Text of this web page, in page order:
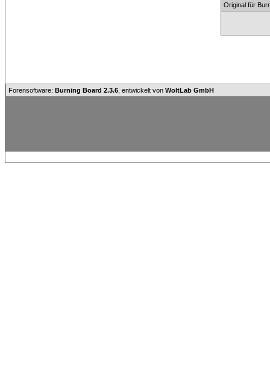
Original für
Forensoftware: Burning Board 2.3.6 , entwickelt von WoltLab GmbH